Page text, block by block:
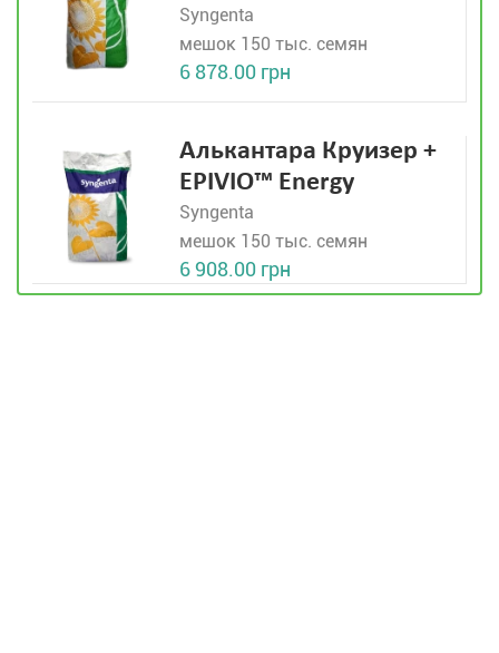
Syngenta
мешок 150 тыс. семян
6 878.00 грн
Алькантара Круизер +
EPIVIO™ Energy
Syngenta
мешок 150 тыс. семян
6 908.00 грн